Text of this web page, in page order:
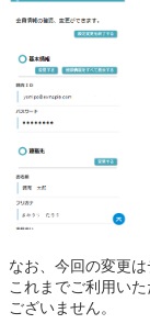
なお、今回の変更は
これまでご利用い
ございません。